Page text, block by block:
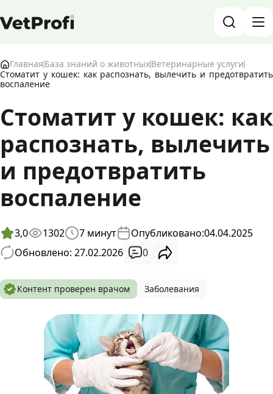
База знаний о животных и ветеринарии
Форум
Войти
Главная База знаний о животныхВетеринарные услуги
Стоматит у кошек: как распознать, вылечить и предотвратить
воспаление
Стоматит у кошек: как
распознать, вылечить
и предотвратить
воспаление
3,0 1302 7 минут Опубликовано:04.04.2025
Обновлено: 27.02.2026
0
Контент проверен врачом Заболевания